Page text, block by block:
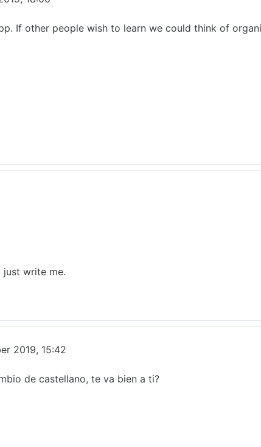
If other people wish to learn we could think of
just write me.
2019, 15:42
de castellano, te va bien a ti?